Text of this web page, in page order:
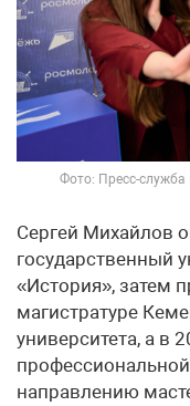
Фото: Пресс-
Сергей Михайлов
государственный
«История», затем
магистратуре
университета, а в
направлению